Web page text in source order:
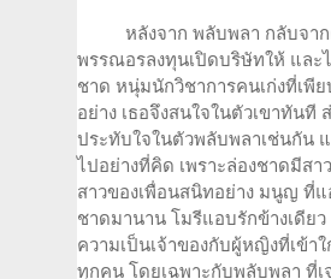
หลังจาก พลับพลา กลับจากต่
พรรณอรลงทุนเปิดบริษัทให้ และ
ชาด หนุ่มนักวิชาการคนเก่งที่เพี
อย่าง เธอจึงสนใจในตัวเขาทันที
ประทับใจในตัวพลับพลาเช่นกัน
ไปอย่างที่คิด เพราะล่องชาดมีสา
สาวของเพื่อนสนิทอย่าง มนูญ ที่แ
ชาดมานาน โมรีแอบรักข้างเดีย
ความเป็นเจ้าของกับผู้หญิงที่เข้า
ทุกคน โดยเฉพาะกับพลับพลา ที่เ